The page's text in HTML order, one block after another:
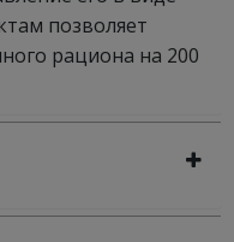
позволяет
рациона на 200